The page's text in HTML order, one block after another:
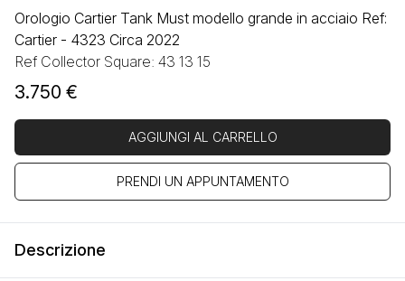
Orologio Cartier Tank Must modello grande in acciaio Ref:
Cartier - 4323 Circa 2022
Ref Collector Square: 43 13 15
3.750 €
AGGIUNGI AL CARRELLO
PRENDI UN APPUNTAMENTO
Descrizione